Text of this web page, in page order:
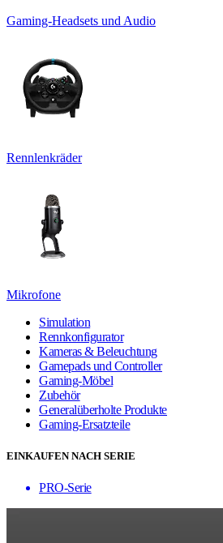
Gaming-Headsets und Audio
Rennlenkräder
Mikrofone
Simulation
Rennkonfigurator
Kameras & Beleuchtung
Gamepads und Controller
Gaming-Möbel
Zubehör
Generalüberholte Produkte
Gaming-Ersatzteile
EINKAUFEN NACH SERIE
PRO-Serie